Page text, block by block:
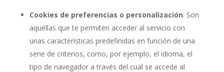
Cookies de preferencias o personalización: Son
aquéllas que te permiten acceder al servicio con
unas características predefinidas en función de una
serie de criterios, como, por ejemplo, el idioma, el
tipo de navegador a través del cual se accede al